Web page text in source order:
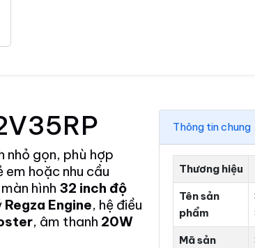
nhỏ gọn, phù hợp
hoặc nhu cầu
hình 32 inch độ
Regza Engine, hệ điều
, âm thanh 20W
Thông tin chung
Thương hiệu
Tên sản
phẩm
Mã sản